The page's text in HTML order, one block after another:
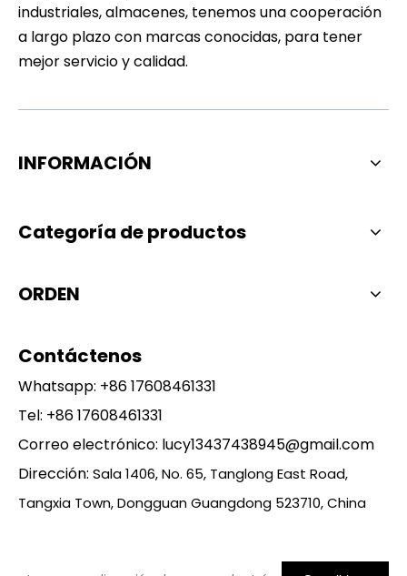
industriales, almacenes, tenemos una cooperación
a largo plazo con marcas conocidas, para tener
mejor servicio y calidad.
INFORMACIÓN
Categoría de productos
ORDEN
Contáctenos
Whatsapp: +86 17608461331
Tel: +86 17608461331
Correo electrónico: lucy13437438945@gmail.com
Dirección: Sala 1406, No. 65, Tanglong East Road,
Tangxia Town, Dongguan Guangdong 523710, China